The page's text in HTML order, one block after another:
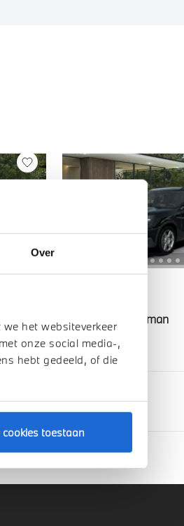
Over
het websiteverkeer
onze social media-,
hebt gedeeld, of die
cookies toestaan
MINI Countryman
E
2026 1 km
Bekijk details